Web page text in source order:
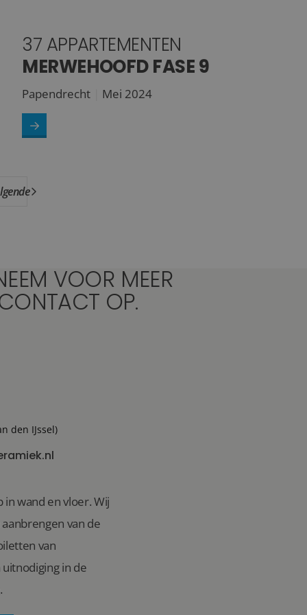
37 APPARTEMENTEN
MERWEHOOFD FASE 9
Papendrecht Mei 2024
VOOR MEER
OP.
den IJssel)
in wand en vloer. Wij
van de
van
in de